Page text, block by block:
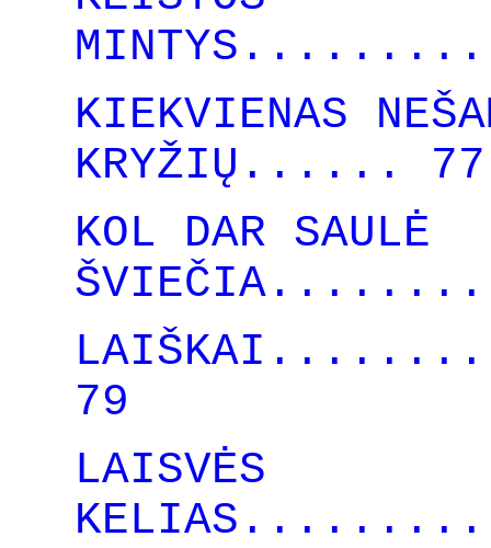
KIEKVIENAS
KRYŽIŲ...... 77
KOL DAR SAULĖ
79
LAISVĖS